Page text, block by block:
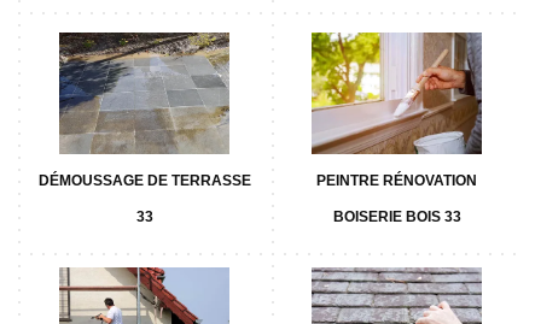
DÉMOUSSAGE DE TERRASSE
33
PEINTRE RÉNOVATION
BOISERIE BOIS 33